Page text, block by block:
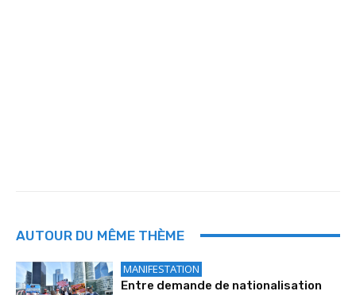
AUTOUR DU MÊME THÈME
MANIFESTATION
Entre demande de nationalisation